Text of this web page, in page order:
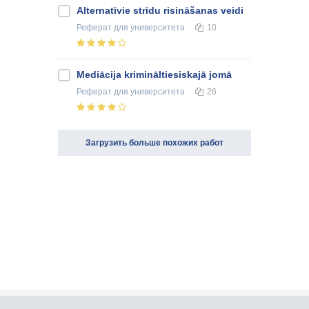
Alternatīvie strīdu risināšanas veidi
Реферат для университета 10
Mediācija krimināltiesiskajā jomā
Реферат для университета 26
Загрузить больше похожих работ